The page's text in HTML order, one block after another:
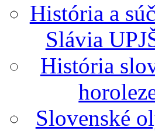
História a
Slávia
História
Slovenské